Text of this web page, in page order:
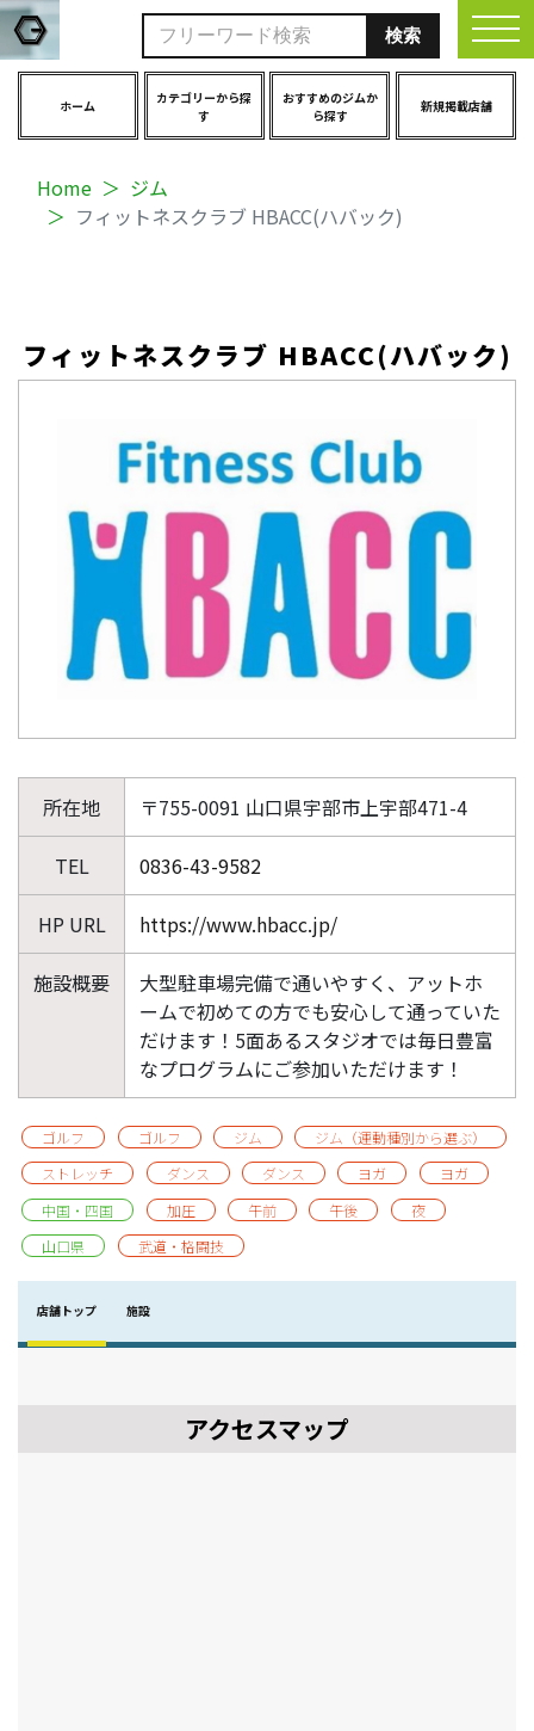
ホーム
カテゴリーから探
す
おすすめのジムか
ら探す
新規掲載店舗
Home
ジム
フィットネスクラブ HBACC(ハバック)
フィットネスクラブ HBACC(ハバック)
所在地 〒755-0091 山口県宇部市上宇部471-4
TEL 0836-43-9582
HP URL https://www.hbacc.jp/
施設概要
大型駐車場完備で通いやすく、アットホ
ームで初めての方でも安心して通っていた
だけます！5面あるスタジオでは毎日豊富
なプログラムにご参加いただけます！
ゴルフ ゴルフ ジム
ジム（運動種別から選ぶ）
ストレッチ
ダンス ダンス ヨガ
ヨガ
中国・四国
加圧 午前 午後
夜
山口県
武道・格闘技
店舗トップ 施設
アクセスマップ